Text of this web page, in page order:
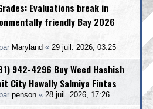
Evaluations break in
friendly Bay 2026
Maryland « 29 juil. 2026, 03:25
942-4296 Buy Weed Hashish
City Hawally Salmiya Fintas
penson « 28 juil. 2026, 17:26